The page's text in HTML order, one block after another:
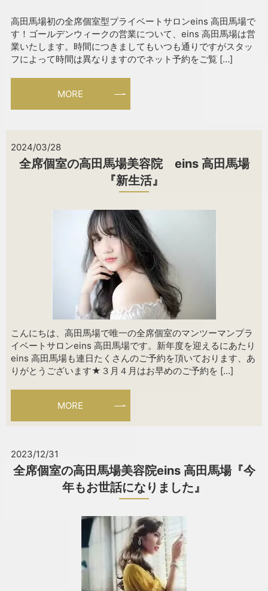
高田馬場初の全席個室型プライベートサロンeins 高田馬場で
す！ゴールデンウィークの営業について、eins 高田馬場は営
業いたします。時間につきましてもいつも通りですがスタッ
フによって時間は異なりますのでネット予約をご覧 […]
MORE
2024/03/28
全席個室の高田馬場美容院 eins 高田馬場
『新生活』
こんにちは、高田馬場で唯一の全席個室のマンツーマンプラ
イベートサロンeins 高田馬場です。新年度を迎えるにあたり
eins 高田馬場も連日たくさんのご予約を頂いております、あ
りがとうございます★３月４月はお早めのご予約を […]
MORE
2023/12/31
全席個室の高田馬場美容院eins 高田馬場『今
年もお世話になりました』